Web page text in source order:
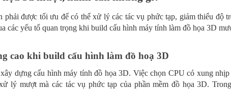
phải được tối ưu để có thể xử lý các tác vụ phức tạp, giảm thiểu độ
các yếu tố quan trọng khi build cấu hình máy tính làm đồ họa 3D
cao khi build cấu hình làm đồ hoạ 3D
dựng cấu hình máy tính đồ họa 3D. Việc chọn CPU có xung nhịp
lý mượt mà các tác vụ phức tạp của phần mềm đồ họa 3D.